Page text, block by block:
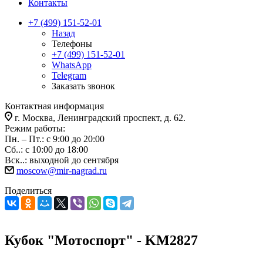
Контакты
+7 (499) 151-52-01
Назад
Телефоны
+7 (499) 151-52-01
WhatsApp
Telegram
Заказать звонок
Контактная информация
г. Москва, Ленинградский проспект, д. 62.
Режим работы:
Пн. – Пт.: с 9:00 до 20:00
Сб..: с 10:00 до 18:00
Вск..: выходной до сентября
moscow@mir-nagrad.ru
Поделиться
Кубок "Мотоспорт" - KM2827